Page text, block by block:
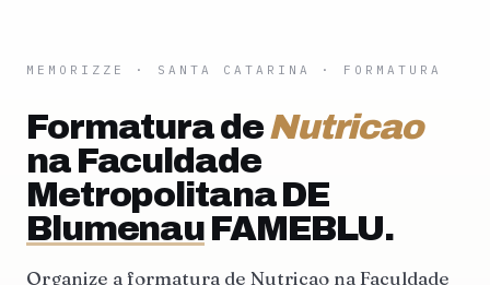
MEMORIZZE · SANTA CATARINA · FORMATURA
Formatura deNutricao
na Faculdade
Metropolitana DE
Blumenau FAMEBLU.
Organize a formatura de Nutricao na Faculdade